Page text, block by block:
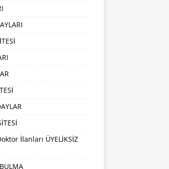
İlanları ÜYELİKSİZ